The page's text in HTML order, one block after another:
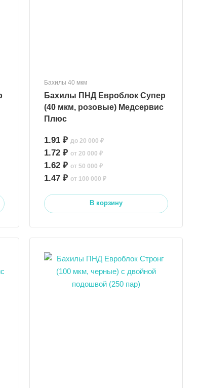
Бахилы 40 мкм
Бахилы ПНД Евроблок Супер
(40 мкм, розовые) Медсервис
Плюс
1.91 ₽ до 20 000 ₽
1.72 ₽от 20 000 ₽
1.62 ₽от 50 000 ₽
1.47 ₽от 100 000 ₽
В корзину